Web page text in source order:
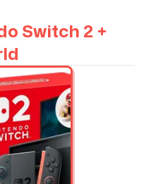
Switch 2 +